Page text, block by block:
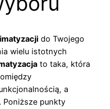
do Twojego
wielu istotnych
to taka, która
a
Poniższe punkty